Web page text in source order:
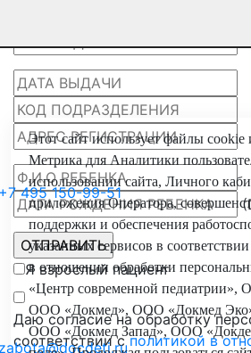
495 150-99-51
Я взрослый пациент
Даю согласие на обработку
соответствии сполитикой в
Этот сайт использует файлы cookie
Метрика для Аналитики
использовании сайта, Личного
приложения Оператора,
поддержки и обеспечения
указанных сервисов в соответствии
в отношении обработки
«Центр современной педиатрии»,
ООО «Докмед», ООО «Докмед
ООО «Докмед Запад», ООО